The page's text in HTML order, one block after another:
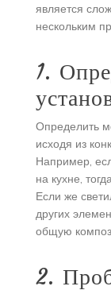
является
нескольким
1.
Определить
исходя из
Например,
на кухне,
Если же
других
общую
2.